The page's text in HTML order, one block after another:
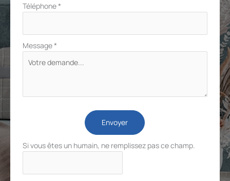
Téléphone*
Message*
Envoyer
Si vous êtes un humain, ne remplissez pas ce champ.